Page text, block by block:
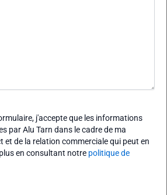
j'accepte que les informations
par Alu Tarn dans le cadre de ma
et de la relation commerciale qui peut en
en consultant notre politique de